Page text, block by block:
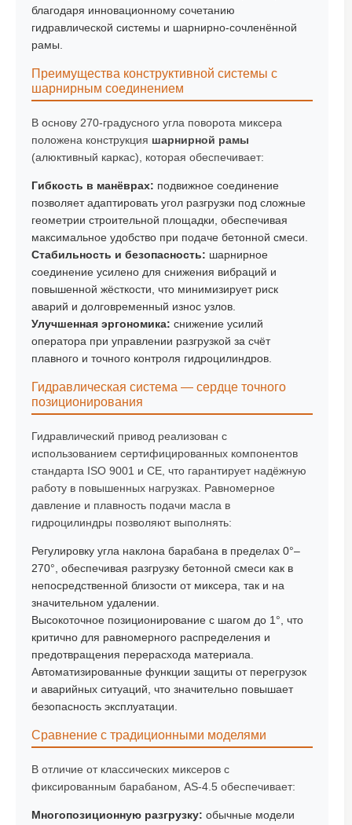
благодаря инновационному сочетанию
гидравлической системы и шарнирно-сочленённой
рамы
Преимущества конструктивной системы с
шарнирным соединением
В основу 270-градусного угла поворота миксера
положена конструкция шарнирной рамы
(алюктивный каркас), которая обеспечивает:
Гибкость в манёврах: подвижное соединение
позволяет адаптировать угол разгрузки под сложные
геометрии строительной площадки, обеспечивая
максимальное удобство при подаче бетонной смеси.
Стабильность и безопасность: шарнирное
соединение усилено для снижения вибраций и
повышенной жёсткости, что минимизирует риск
аварий и долговременный износ узлов.
Улучшенная эргономика: снижение усилий
оператора при управлении разгрузкой за счёт
плавного и точного контроля гидроцилиндров.
Гидравлическая система — сердце точного
позиционирования
Гидравлический привод реализован с
использованием сертифицированных компонентов
стандарта ISO 9001 и CE , что гарантирует надёжную
работу в повышенных нагрузках. Равномерное
давление и плавность подачи масла в
гидроцилиндры позволяют выполнять:
Регулировку угла наклона барабана в пределах 0°–
270°, обеспечивая разгрузку бетонной смеси как в
непосредственной близости от миксера, так и на
значительном удалении.
Высокоточное позиционирование с шагом до 1°, что
критично для равномерного распределения и
предотвращения перерасхода материала.
Автоматизированные функции защиты от перегрузок
и аварийных ситуаций, что значительно повышает
безопасность эксплуатации.
Сравнение с традиционными моделями
В отличие от классических миксеров с
фиксированным барабаном, AS-4.5 обеспечивает:
Многопозиционную разгрузку: обычные модели